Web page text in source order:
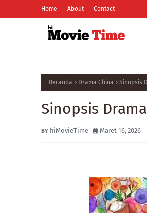
Home About Contact
Beranda Drama China Sinopsis
Sinopsis
hiMovieTime Maret 16, 2026